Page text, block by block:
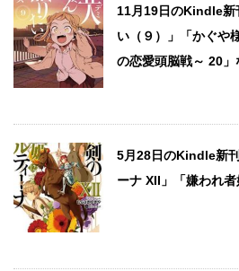
11月19日のKindle新
い（９）」「かぐや
の恋愛頭脳戦～ 20
5月28日のKindle新
ーナ XII」「嫌われ